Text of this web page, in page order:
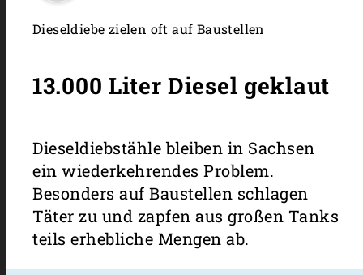
Dieseldiebe zielen oft auf Baustellen
13.000 Liter Diesel geklaut
Dieseldiebstähle bleiben in Sachsen
ein wiederkehrendes Problem.
Besonders auf Baustellen schlagen
Täter zu und zapfen aus großen Tanks
teils erhebliche Mengen ab.